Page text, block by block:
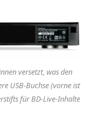
versetzt, was den
USB-Buchse (vorne ist
für BD-Live-Inhalte